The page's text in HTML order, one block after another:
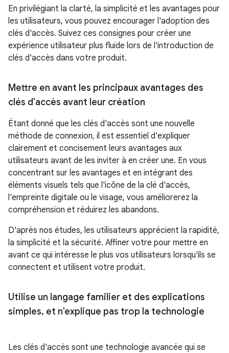
En privilégiant la clarté, la simplicité et les avantages pour
les utilisateurs, vous pouvez encourager l'adoption des
clés d'accès. Suivez ces consignes pour créer une
expérience utilisateur plus fluide lors de l'introduction de
clés d'accès dans votre produit.
Mettre en avant les principaux avantages des
clés d'accès avant leur création
Étant donné que les clés d'accès sont une nouvelle
méthode de connexion, il est essentiel d'expliquer
clairement et concisement leurs avantages aux
utilisateurs avant de les inviter à en créer une. En vous
concentrant sur les avantages et en intégrant des
éléments visuels tels que l'icône de la clé d'accès,
l'empreinte digitale ou le visage, vous améliorerez la
compréhension et réduirez les abandons.
D'après nos études, les utilisateurs apprécient la rapidité,
la simplicité et la sécurité. Affiner votre pour mettre en
avant ce qui intéresse le plus vos utilisateurs lorsqu'ils se
connectent et utilisent votre produit.
Utilise un langage familier et des explications
simples, et n'explique pas trop la technologie
Les clés d'accès sont une technologie avancée qui se